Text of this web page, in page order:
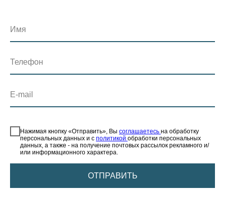
Имя
Телефон
E-mail
Нажимая кнопку «Отправить», Вы соглашаетесь на обработку
персональных данных и с политикой обработки персональных
данных, а также - на получение почтовых рассылок рекламного и/
или информационного характера.
ОТПРАВИТЬ